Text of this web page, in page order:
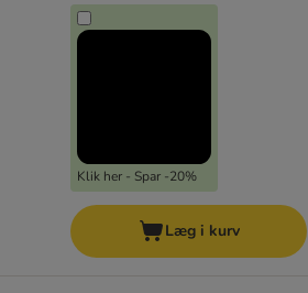
Klik her - Spar -20%
Læg i kurv